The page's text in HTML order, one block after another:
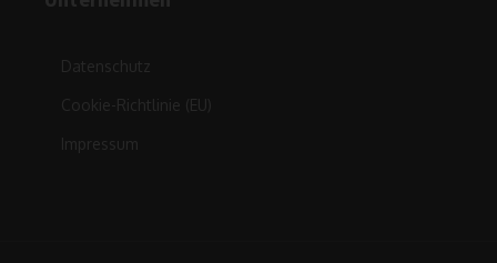
Datenschutz
Cookie-Richtlinie (EU)
Impressum